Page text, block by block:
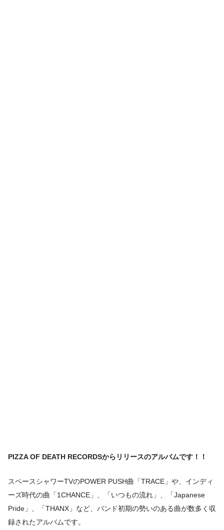
PIZZA OF DEATH RECORDSからリリースのアルバムです！！
スペースシャワーTVのPOWER PUSH曲「TRACE」や、インディ
ーズ時代の曲「1CHANCE」、「いつもの流れ」、「Japanese
Pride」、「THANX」など、バンド初期の勢いのある曲が数多く収
録されたアルバムです。